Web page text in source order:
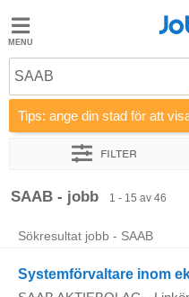
Jobted
Jobb
Löner
SAAB
Tips: ange din stad för att
Filter
Sortera efter Företag
SAAB - jobb 1 - 15 av 46
Sökresultat jobb - SAAB
Systemförvaltare inom